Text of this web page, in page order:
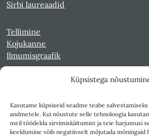
Küpsistega
Kasutame küpsiseid seadme teabe
andmetele. Kui nõustute selle tehnoloogia
meil töödelda sirvimiskäitumist ja teie harjumusi
keeldumine võib negatiivselt mõjutada mõningaid
Sirbi laureaadid
Tellimine
Kojukanne
Ilmumisgraafik
Kultuurileht 1994-1997
Reede 1989-1990
Sirp ja Vasar 1940-1989